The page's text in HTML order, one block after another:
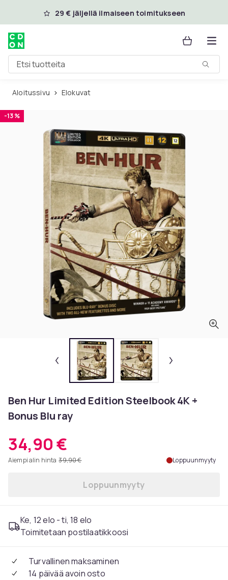
Ohita ja siirry pääsisältöön
29 € jäljellä ilmaiseen toimitukseen
Etsi tuotteita
Aloitussivu Elokuvat
-13 %
Ben Hur Limited Edition Steelbook 4K +
Bonus Blu ray
34,90 €
Aiempi alin hinta 39,90 € Loppuunmyyty
Loppuunmyyty
Ke, 12 elo - ti, 18 elo
Toimitetaan postilaatikkoosi
Turvallinen maksaminen
14 päivää avoin osto